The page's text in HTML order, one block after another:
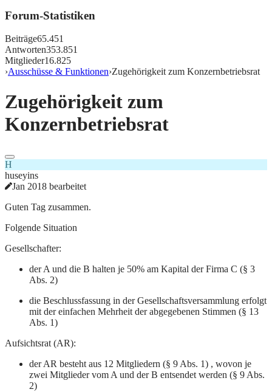
Forum-Statistiken
Beiträge65.451
Antworten353.851
Mitglieder16.825
›Ausschüsse & Funktionen›Zugehörigkeit zum Konzernbetriebsrat
Zugehörigkeit zum
Konzernbetriebsrat
H
huseyins
Jan 2018 bearbeitet
Guten Tag zusammen.
Folgende Situation
Gesellschafter:
der A und die B halten je 50% am Kapital der Firma C (§ 3
Abs. 2)
die Beschlussfassung in der Gesellschaftsversammlung erfolgt
mit der einfachen Mehrheit der abgegebenen Stimmen (§ 13
Abs. 1)
Aufsichtsrat (AR):
der AR besteht aus 12 Mitgliedern (§ 9 Abs. 1) , wovon je
zwei Mitglieder vom A und der B entsendet werden (§ 9 Abs.
2)